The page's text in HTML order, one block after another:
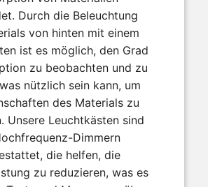
Durch die Beleuchtung
von hinten mit einem
ist es möglich, den Grad
zu beobachten und zu
nützlich sein kann, um
des Materials zu
Unsere Leuchtkästen sind
Dimmern
die helfen, die
zu reduzieren, was es